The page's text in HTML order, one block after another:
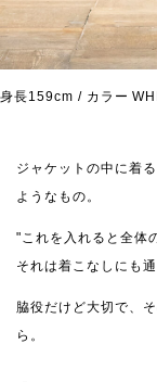
身長159cm / カラー
ジャケットの中に着
ようなもの。
"これを入れると全体
それは着こなしにも
脇役だけど大切で、
ら。